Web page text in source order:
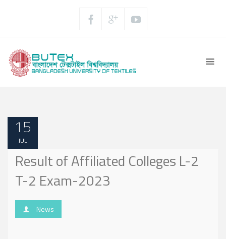
15
JUL
Result of Affiliated Colleges L-2
T-2 Exam-2023
News